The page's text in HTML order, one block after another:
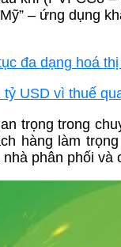
– ứng dụng
đa dạng hoá
USD vì thuế
trọng trong
hàng làm
phân phối